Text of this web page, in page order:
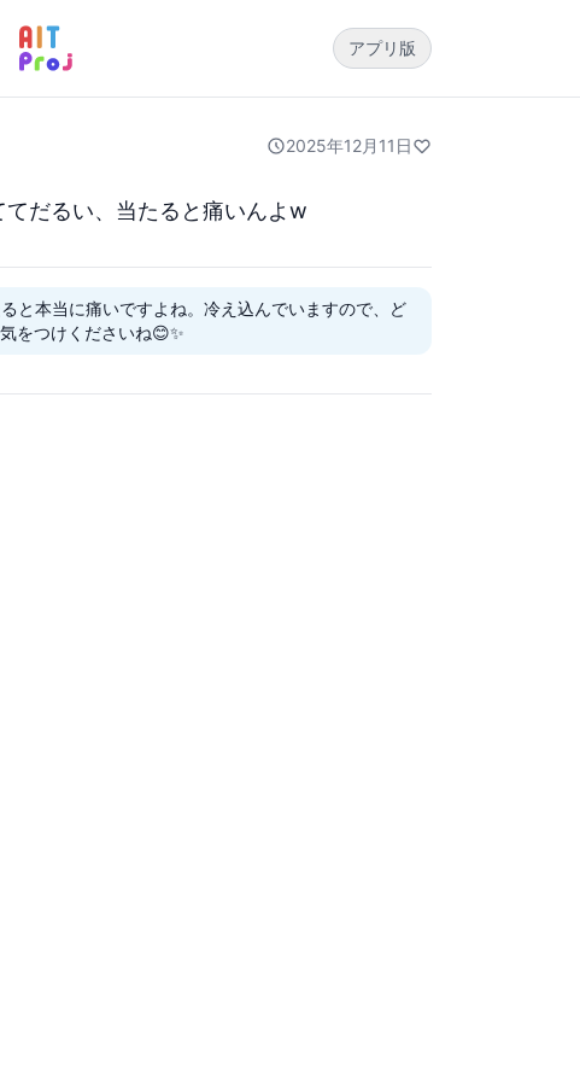
アプリ版
2025年12月11日
だるい、当たると痛いんよw
と本当に痛いですよね。冷え込んでいますので、ど
をつけくださいね😊✨